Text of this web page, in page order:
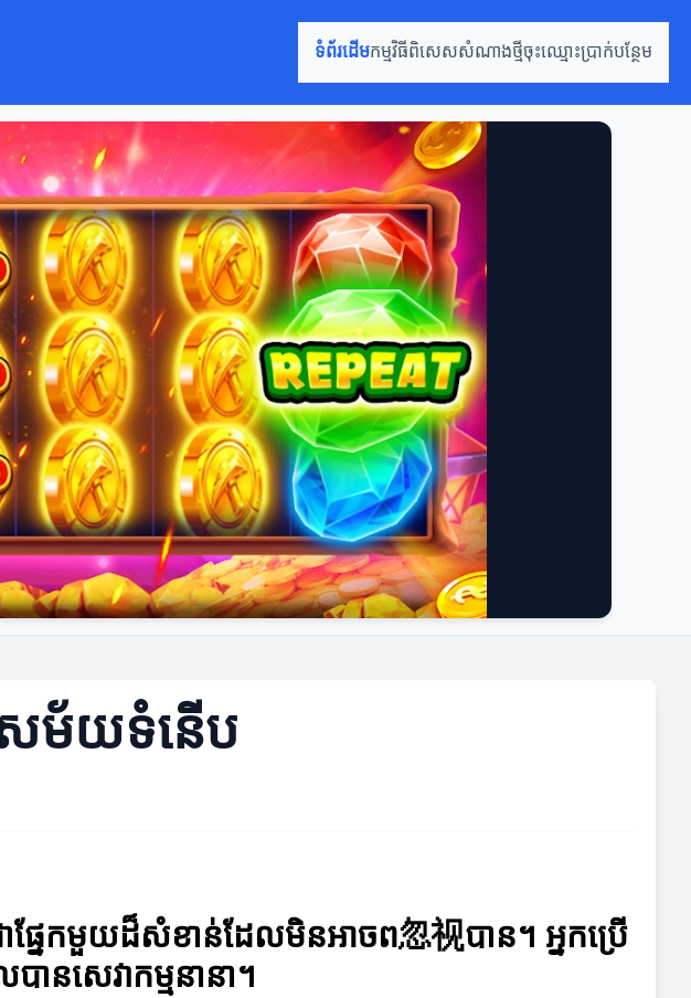
ទំព័រដើមកម្មវិធីពិសេសសំណាងថ្មីចុះឈ្មោះប្រាក់បន្ថែម
សម័យទំនើប
ផ្នែកមួយដ៏សំខាន់ដែលមិនអាចព忽视បាន។ អ្នកប្រើ
ានសេវាកម្មនានា។